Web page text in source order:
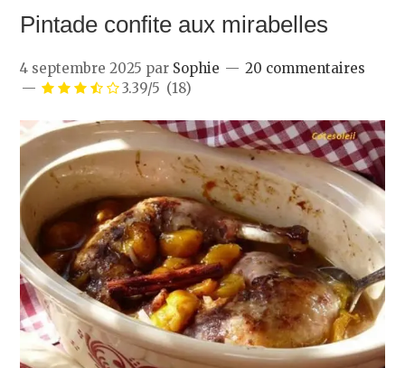
Pintade confite aux mirabelles
4 septembre 2025 par Sophie
20 commentaires
3.39/5 (18)